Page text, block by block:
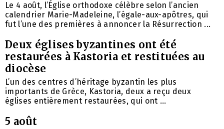
Le 4 août, l’Église orthodoxe célèbre selon l’ancien
calendrier Marie-Madeleine, l’égale-aux-apôtres, qui
fut l’une des premières à annoncer la Résurrection ...
Deux églises byzantines ont été
restaurées à Kastoria et restituées au
diocèse
L’un des centres d’héritage byzantin les plus
importants de Grèce, Kastoria, deux a reçu deux
églises entièrement restaurées, qui ont ...
5 août